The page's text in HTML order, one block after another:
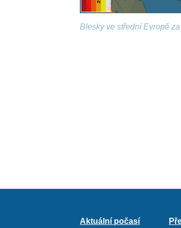
Blesky ve střední Evropě
Aktuální počasí